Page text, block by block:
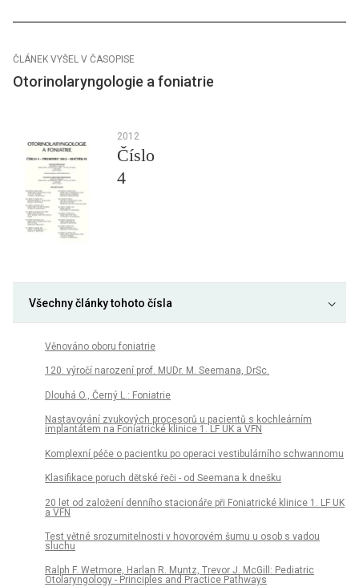
ČLÁNEK VYŠEL V ČASOPISE
Otorinolaryngologie a foniatrie
2012
Číslo
4
Všechny články tohoto čísla
Věnováno oboru foniatrie
120. výročí narození prof. MUDr. M. Seemana, DrSc.
Dlouhá O., Černý L.: Foniatrie
Nastavování zvukových procesorů u pacientů s kochleárním
implantátem na Foniatrické klinice 1. LF UK a VFN
Komplexní péče o pacientku po operaci vestibulárního schwannomu
Klasifikace poruch dětské řeči - od Seemana k dnešku
20 let od založení denního stacionáře při Foniatrické klinice 1. LF UK
a VFN
Test větné srozumitelnosti v hovorovém šumu u osob s vadou
sluchu
Ralph F. Wetmore, Harlan R. Muntz, Trevor J. McGill: Pediatric
Otolaryngology - Principles and Practice Pathways